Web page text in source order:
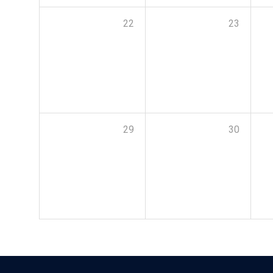
22 23
29 30